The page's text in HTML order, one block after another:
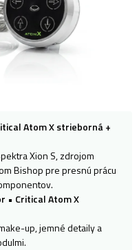
Atom X strieborná +
Xion S, zdrojom
Bishop pre presnú prácu
• Critical Atom X
up, jemné detaily a